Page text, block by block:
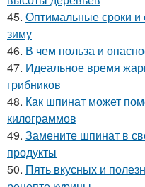
45. Оптимальные сроки и
зиму
46. В чем польза и
47. Идеальное время
грибников
48. Как шпинат может
килограммов
49. Замените шпинат в
продукты
50. Пять вкусных и